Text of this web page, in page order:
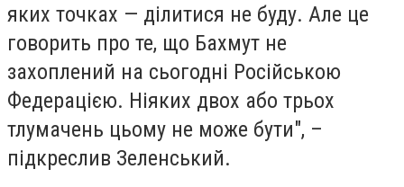
яких точках — ділитися не буду. Але це
говорить про те, що Бахмут не
захоплений на сьогодні Російською
Федерацією. Ніяких двох або трьох
тлумачень цьому не може бути", –
підкреслив Зеленський.